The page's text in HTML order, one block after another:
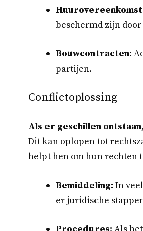
beschermd zijn
Bouwcontracten:
partijen.
Conflictoplossing
Als er geschillen
Dit kan oplopen tot
helpt hen om hun rechten
Bemiddeling: In
er juridische